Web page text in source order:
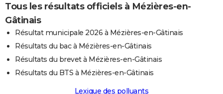
Tous les résultats officiels à Mézières-en-
Gâtinais
Résultat municipale 2026 à Mézières-en-Gâtinais
Résultats du bac à Mézières-en-Gâtinais
Résultats du brevet à Mézières-en-Gâtinais
Résultats du BTS à Mézières-en-Gâtinais
Lexique des polluants